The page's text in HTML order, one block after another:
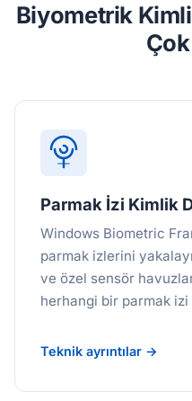
Biyometrik
Parmak İzi Kimlik
Windows Biometric
parmak izlerini
ve özel sensör
herhangi bir parmak izi
Teknik ayrıntılar →